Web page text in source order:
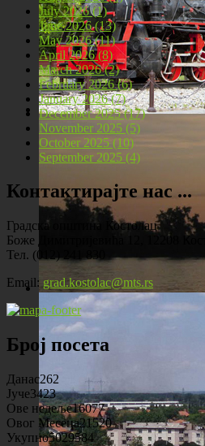
Локомотива у центру
Костолац на Дунаву
July 2026 (1)
June 2026 (13)
May 2026 (11)
April 2026 (8)
March 2026 (2)
February 2026 (6)
January 2026 (7)
December 2025 (17)
November 2025 (5)
October 2025 (10)
September 2025 (4)
Контактирајте нас ...
Градска општина Костолац
Боже Димитријевића 12, 12208
Тел. (012) 241 830
Email: grad.kostolac@mts.rs
Број посета
Данас262
Јуче3423
Ове недеље16077
Овог Месеца21520
Укупно5029584